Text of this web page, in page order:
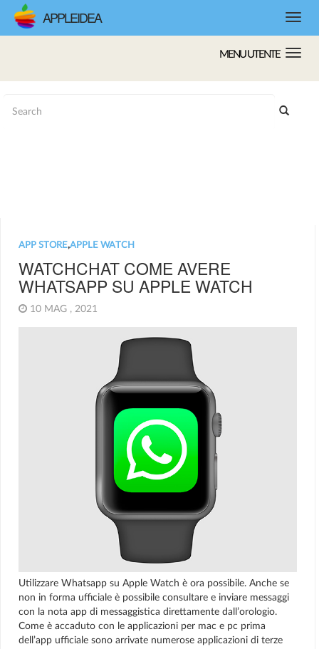
APPLEIDEA
MENU UTENTE
APP STORE,APPLE WATCH
WATCHCHAT COME AVERE
WHATSAPP SU APPLE WATCH
10 MAG , 2021
Utilizzare Whatsapp su Apple Watch è ora possibile. Anche se
non in forma ufficiale è possibile consultare e inviare messaggi
con la nota app di messaggistica direttamente dall’orologio.
Come è accaduto con le applicazioni per mac e pc prima
dell’app ufficiale sono arrivate numerose applicazioni di terze